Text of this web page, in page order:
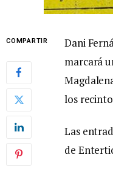
COMPARTIR
Dani
marcará
los
Las
de